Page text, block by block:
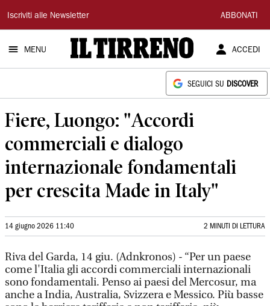
Il
Tirreno
Iscriviti alle Newsletter ABBONATI
MENU ACCEDI
SEGUICI SU DISCOVER
Fiere, Luongo: "Accordi
commerciali e dialogo
internazionale fondamentali
per crescita Made in Italy"
14 giugno 2026 11:40 2 MINUTI DI LETTURA
Riva del Garda, 14 giu. (Adnkronos) - “Per un paese
come l'Italia gli accordi commerciali internazionali
sono fondamentali. Penso ai paesi del Mercosur, ma
anche a India, Australia, Svizzera e Messico. Più basse